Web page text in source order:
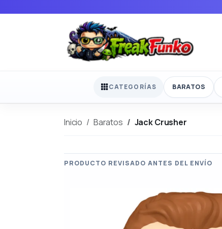
CATEGORÍAS BARATOS
Inicio Baratos Jack Crusher